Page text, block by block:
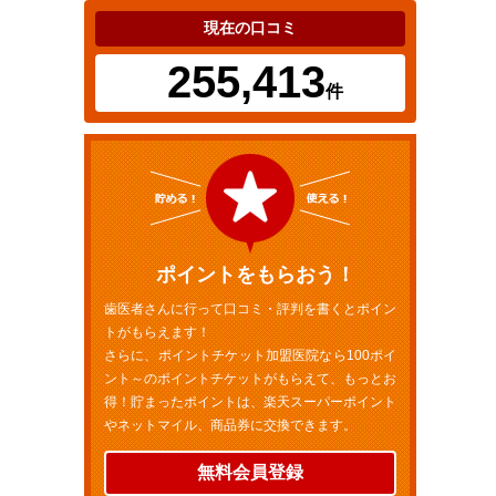
現在の口コミ
255,413件
ポイントをもらおう！
歯医者さんに行って口コミ・評判を書くとポイン
トがもらえます！
さらに、ポイントチケット加盟医院なら100ポイ
ント～のポイントチケットがもらえて、もっとお
得！貯まったポイントは、楽天スーパーポイント
やネットマイル、商品券に交換できます。
無料会員登録